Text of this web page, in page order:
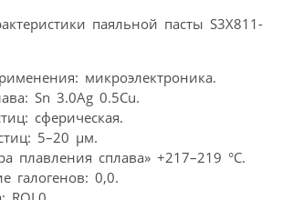
паяльной пасты S3X811-
микроэлектроника.
Sn 3.0Ag 0.5Cu.
сферическая.
5–20 µм.
плавления сплава» +217–219 °C.
галогенов: 0,0.